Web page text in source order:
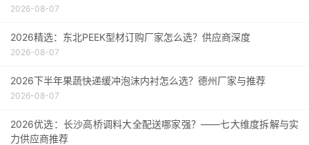
2026-08-07
2026精选：东北PEEK型材订购厂家怎么选？供应商深度
2026-08-07
2026下半年果蔬快递缓冲泡沫内衬怎么选？德州厂家与推荐
2026-08-07
2026优选：长沙高桥调料大全配送哪家强？——七大维度拆解与实
力供应商推荐